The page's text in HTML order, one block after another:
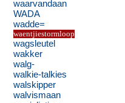
waarvandaan
WADA
wadde=
waentjiestormloop
wagsleutel
wakker
walg-
walkie-talkies
walskipper
walvismaan